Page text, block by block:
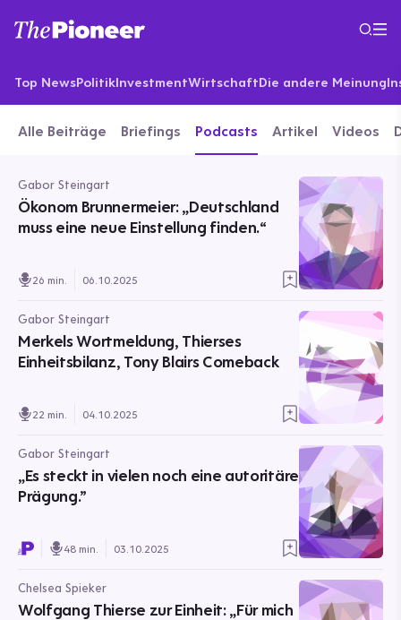
Top NewsPolitikInvestmentWirtschaftDie andere Meinung
Alle Beiträge Briefings Podcasts Artikel Videos
Gabor Steingart
Ökonom Brunnermeier: „Deutschland
muss eine neue Einstellung finden.“
26 min. 06.10.2025
Gabor Steingart
Merkels Wortmeldung, Thierses
Einheitsbilanz, Tony Blairs Comeback
22 min. 04.10.2025
Gabor Steingart
„Es steckt in vielen noch eine autoritäre
Prägung.”
48 min. 03.10.2025
Chelsea Spieker
Wolfgang Thierse zur Einheit: „Für mich